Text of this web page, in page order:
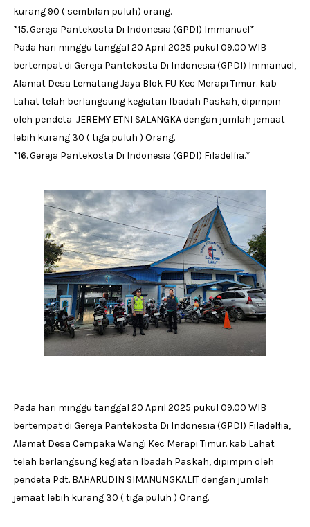
kurang 90 ( sembilan puluh) orang.
*15. Gereja Pantekosta Di Indonesia (GPDI) Immanuel*
Pada hari minggu tanggal 20 April 2025 pukul 09.00 WIB
bertempat di Gereja Pantekosta Di Indonesia (GPDI) Immanuel,
Alamat Desa Lematang Jaya Blok FU Kec Merapi Timur. kab
Lahat telah berlangsung kegiatan Ibadah Paskah, dipimpin
oleh pendeta JEREMY ETNI SALANGKA dengan jumlah jemaat
lebih kurang 30 ( tiga puluh ) Orang.
*16. Gereja Pantekosta Di Indonesia (GPDI) Filadelfia.*
Pada hari minggu tanggal 20 April 2025 pukul 09.00 WIB
bertempat di Gereja Pantekosta Di Indonesia (GPDI) Filadelfia,
Alamat Desa Cempaka Wangi Kec Merapi Timur. kab Lahat
telah berlangsung kegiatan Ibadah Paskah, dipimpin oleh
pendeta Pdt. BAHARUDIN SIMANUNGKALIT dengan jumlah
jemaat lebih kurang 30 ( tiga puluh ) Orang.